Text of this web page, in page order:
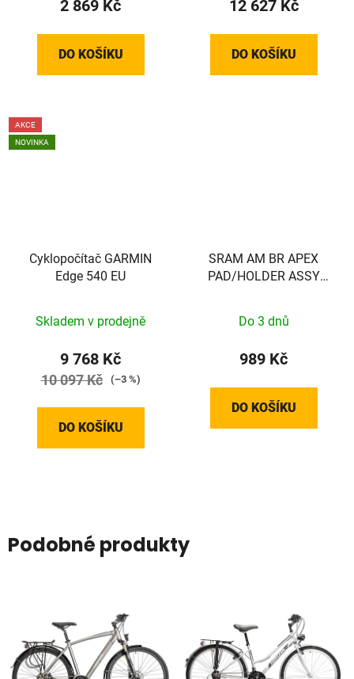
2 869 Kč
DO KOŠÍKU
12 627 Kč
DO KOŠÍKU
AKCE
NOVINKA
Cyklopočítač GARMIN
Edge 540 EU
Skladem v prodejně
9 768 Kč
10 097 Kč (–3 %)
DO KOŠÍKU
SRAM AM BR APEX
PAD/HOLDER ASSY
Do 3 dnů
989 Kč
DO KOŠÍKU
Podobné produkty